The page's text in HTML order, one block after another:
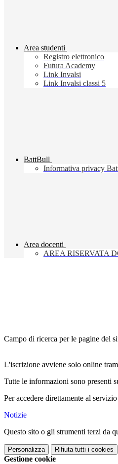
Area studenti
Registro elettronico
Futura Academy
Link Invalsi
Link Invalsi classi 5
BattBull
Informativa privacy
Area docenti
AREA RISERVATA
Campo di ricerca per le pagine del
L'iscrizione avviene solo online
Tutte le informazioni sono presenti
Per accedere direttamente al
Notizie
Questo sito o gli strumenti terzi da
Personalizza Rifiuta tutti i cookies
Gestione cookie